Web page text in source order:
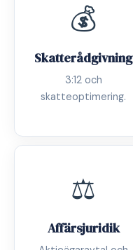
💰
Skatterådgivning
3:12 och
skatteoptimering.
⚖️
Affärsjuridik